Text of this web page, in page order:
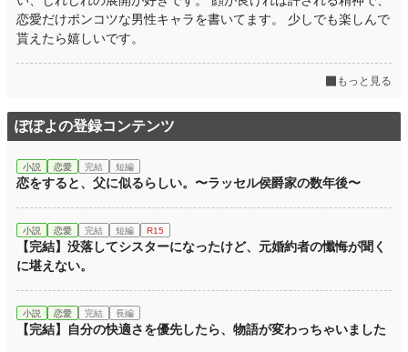
週間ポイント 196 pt (25,220 位)
月間ポイント 1,266 pt (21,095 位)
累計ポイント 25,455 pt (63,324 位)
恋愛だけポンコツな男性キャラを書いてます。 少しでも楽しんで
貰えたら嬉しいです。
もっと見る
ぽぽよの登録コンテンツ
小説 恋愛 完結 短編
恋をすると、父に似るらしい。〜ラッセル侯爵家の数年後〜
小説 恋愛 完結 短編 R15
【完結】没落してシスターになったけど、元婚約者の懺悔が聞く
に堪えない。
小説 恋愛 完結 長編
【完結】自分の快適さを優先したら、物語が変わっちゃいました